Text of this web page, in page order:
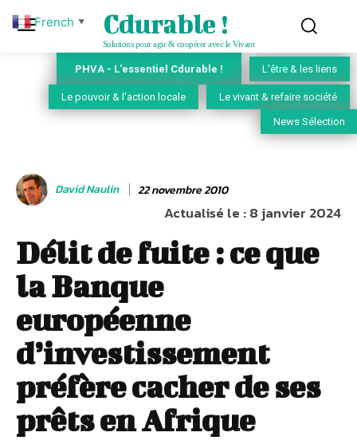
Cdurable !
Solutions pour agir & coopérer avec le Vivant
PHVA - L'essentiel Cdurable ! L'être & les liens
Le pouvoir & l'action locale Le vivant & refaire société
News Sélection
David Naulin 22 novembre 2010
Actualisé le :8 janvier 2024
Délit de fuite : ce que
la Banque
européenne
d’investissement
préfère cacher de ses
prêts en Afrique
French ▼